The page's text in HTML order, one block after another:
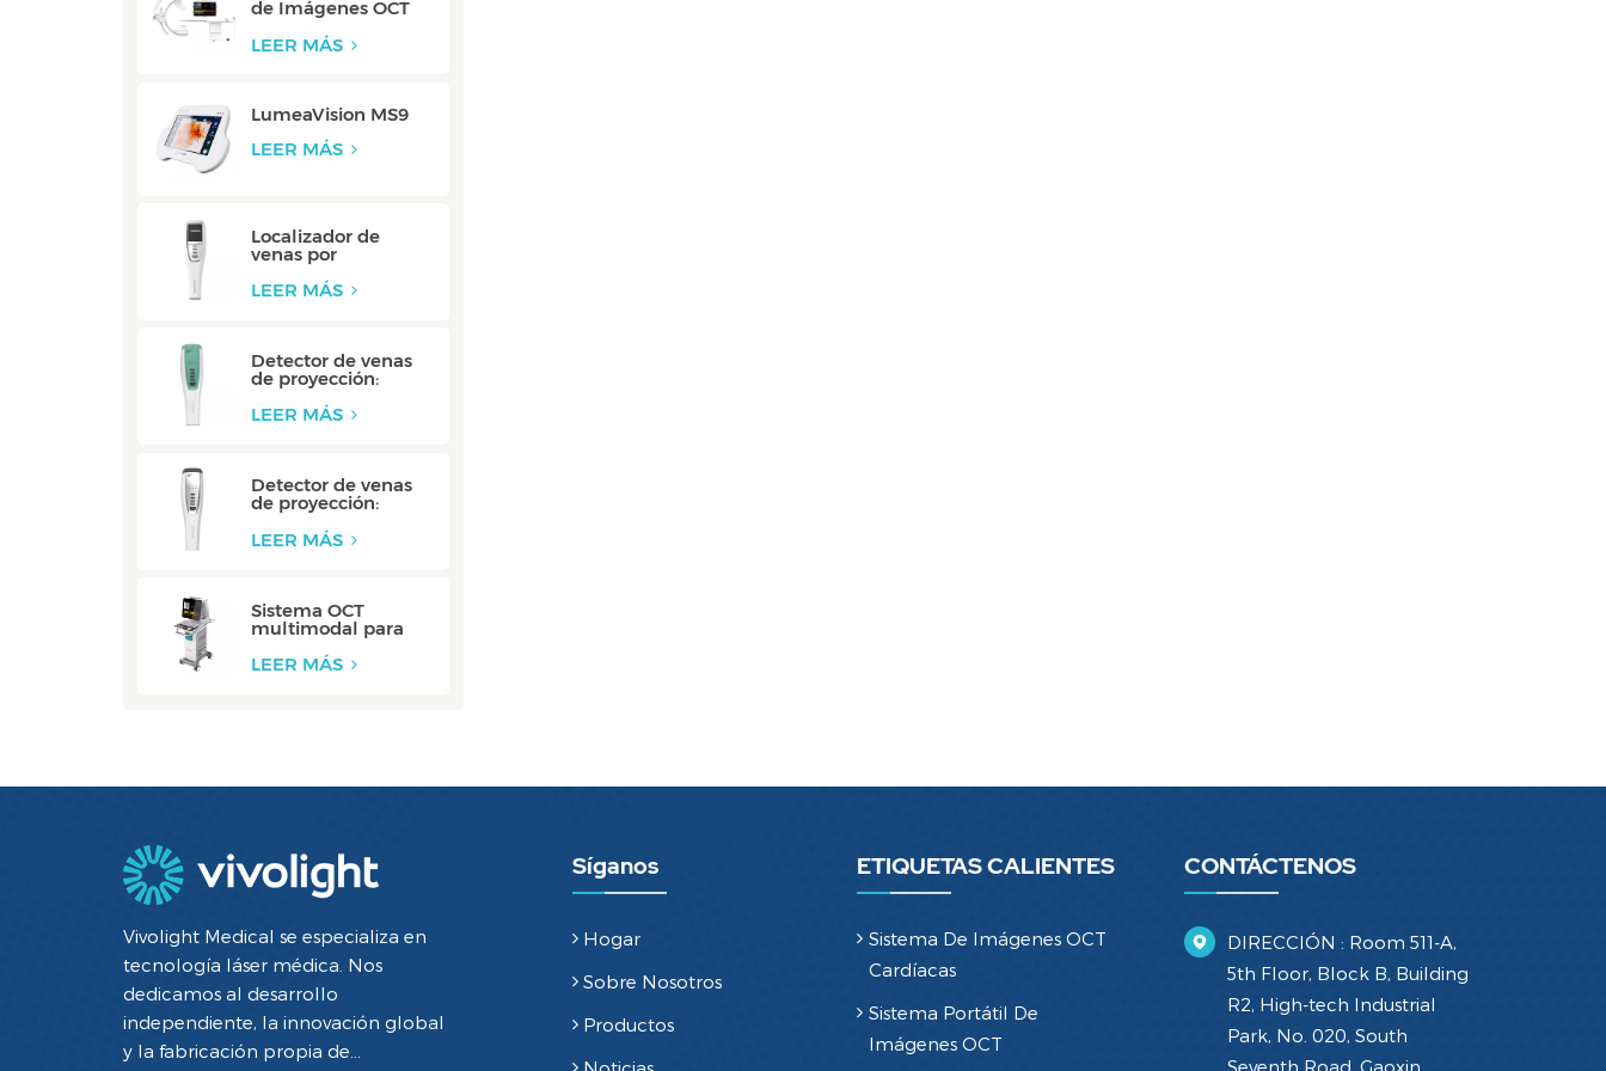
de Imágenes OCT
Multimodal:
Integrado
LEER MÁS
LumeaVision MS9
LEER MÁS
Localizador de
venas por
proyección: V900P
LEER MÁS
Detector de venas
de proyección:
V800F
LEER MÁS
Detector de venas
de proyección:
LEER MÁS
Sistema OCT
multimodal para
vasos carótidos:
ZERO
LEER MÁS
Vivolight Medical se especializa en
tecnología láser médica. Nos
dedicamos al desarrollo
independiente, la innovación global
y la fabricación propia de
Síganos
Hogar
Sobre Nosotros
Productos
ETIQUETAS CALIENTES
Sistema De Imágenes OCT
Cardíacas
Sistema Portátil De
Imágenes OCT
CONTÁCTENOS
DIRECCIÓN : Room 511-A,
5th Floor, Block B, Building
R2, High-tech Industrial
Park, No. 020, South
Seventh Road, Gaoxin